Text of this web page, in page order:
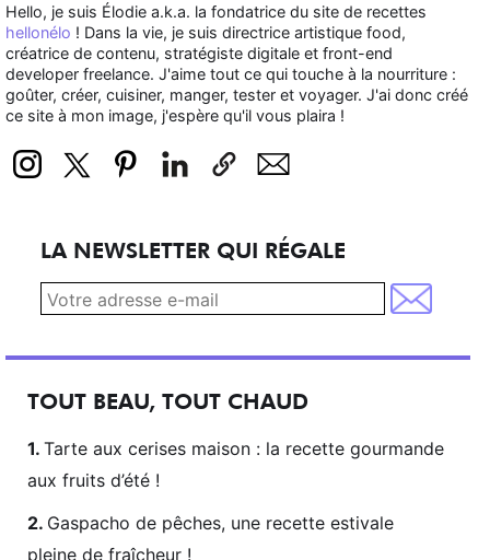
Hello, je suis Élodie a.k.a. la fondatrice du site de recettes
hellonélo ! Dans la vie, je suis directrice artistique food,
créatrice de contenu, stratégiste digitale et front-end
developer freelance. J'aime tout ce qui touche à la nourriture :
goûter, créer, cuisiner, manger, tester et voyager. J'ai donc créé
ce site à mon image, j'espère qu'il vous plaira !
LA NEWSLETTER QUI RÉGALE
TOUT BEAU, TOUT CHAUD
Tarte aux cerises maison : la recette gourmande
aux fruits d’été !
Gaspacho de pêches, une recette estivale
pleine de fraîcheur !